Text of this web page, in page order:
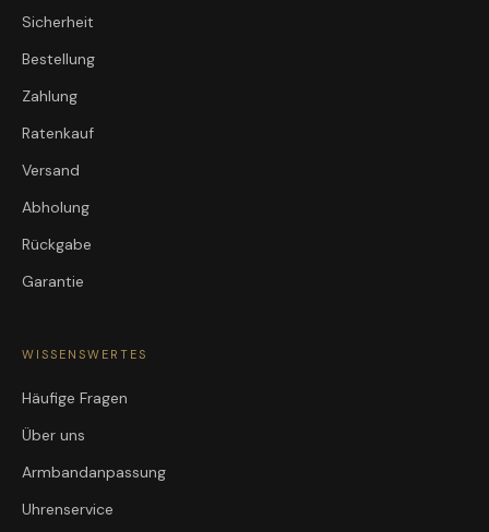
Sicherheit
Bestellung
Zahlung
Ratenkauf
Versand
Abholung
Rückgabe
Garantie
WISSENSWERTES
Häufige Fragen
Über uns
Armbandanpassung
Uhrenservice